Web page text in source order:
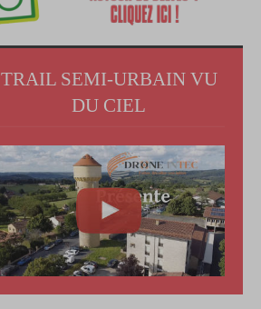
TRAIL SEMI-URBAIN VU
DU CIEL